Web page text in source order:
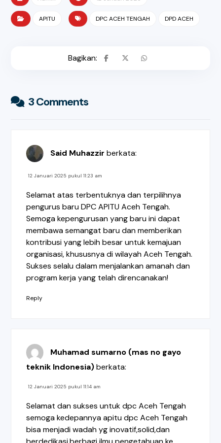
APITU DPC ACEH TENGAH DPD ACEH
3 Comments
Said Muhazzir berkata:
12 Januari 2025 pukul 11:23 am
Selamat atas terbentuknya dan terpilihnya
pengurus baru DPC APITU Aceh Tengah.
Semoga kepengurusan yang baru ini dapat
membawa semangat baru dan memberikan
kontribusi yang lebih besar untuk kemajuan
organisasi, khususnya di wilayah Aceh Tengah.
Sukses selalu dalam menjalankan amanah dan
program kerja yang telah direncanakan!
Reply
Muhamad sumarno (mas no gayo
teknik Indonesia) berkata:
12 Januari 2025 pukul 11:14 am
Selamat dan sukses untuk dpc Aceh Tengah
semoga kedepannya apitu dpc Aceh Tengah
bisa menjadi wadah yg inovatif,solid,dan